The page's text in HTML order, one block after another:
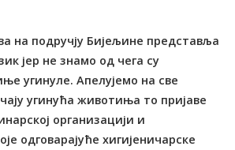
на подручју Бијељине представља
јер не знамо од чега су
угинуле. Апелујемо на све
угинућа животиња то пријаве
организацији и
одговарајуће хигијеничарске